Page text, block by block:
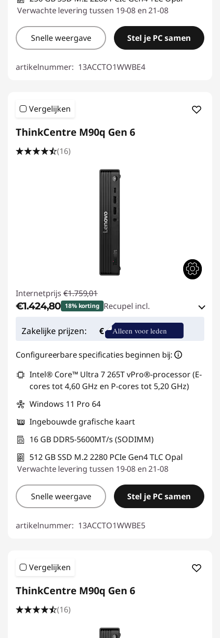
Verwachte levering tussen 19-08 en 21-08
Snelle weergave Stel je PC samen
artikelnummer: 13ACCTO1WWBE4
Vergelijken
ThinkCentre M90q Gen 6
(16)
Internetprijs €1.759,01
€1.424,80 18% korting Recupel incl.
eCoupon-besparingen :-€334,21
eCoupon gebruiken : THINKDEAL
Zakelijke prijzen: € Alleen voor leden
Configureerbare specificaties beginnen bij:
Intel® Core™ Ultra 7 265T vPro®-processor (E-
cores tot 4,60 GHz en P-cores tot 5,20 GHz)
Windows 11 Pro 64
Ingebouwde grafische kaart
16 GB DDR5-5600MT/s (SODIMM)
512 GB SSD M.2 2280 PCIe Gen4 TLC Opal
Verwachte levering tussen 19-08 en 21-08
Snelle weergave Stel je PC samen
artikelnummer: 13ACCTO1WWBE5
Vergelijken
ThinkCentre M90q Gen 6
(16)